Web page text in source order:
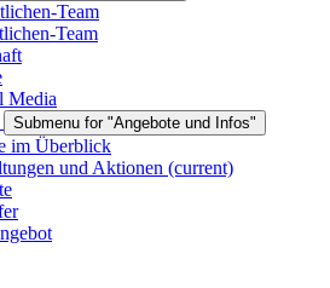
Team
Team
Media
Submenu for "Angebote und Infos"
im Überblick
und Aktionen (current)